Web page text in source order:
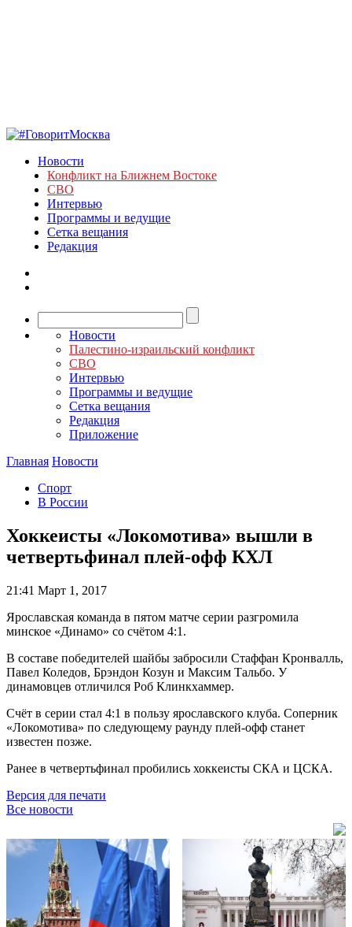
Новости
Конфликт на Ближнем Востоке
СВО
Интервью
Программы и ведущие
Сетка вещания
Редакция
Новости
Палестино-израильский конфликт
СВО
Интервью
Программы и ведущие
Сетка вещания
Редакция
Приложение
Главная Новости
Спорт
В России
Хоккеисты «Локомотива» вышли в
четвертьфинал плей-офф КХЛ
21:41 Март 1, 2017
Ярославская команда в пятом матче серии разгромила
минское «Динамо» со счётом 4:1.
В составе победителей шайбы забросили Стаффан Кронвалль,
Павел Коледов, Брэндон Козун и Максим Тальбо. У
динамовцев отличился Роб Клинкхаммер.
Счёт в серии стал 4:1 в пользу ярославского клуба. Соперник
«Локомотива» по следующему раунду плей-офф станет
известен позже.
Ранее в четвертьфинал пробились хоккеисты СКА и ЦСКА.
Версия для печати
Все новости